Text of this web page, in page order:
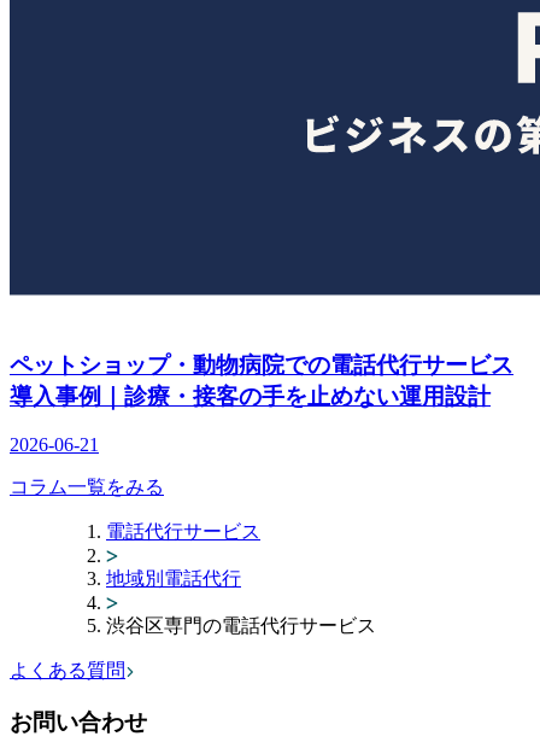
ペットショップ・動物病院での電話代行サービス
導入事例｜診療・接客の手を止めない運用設計
2026-06-21
コラム一覧をみる
電話代行サービス
地域別電話代行
渋谷区専門の電話代行サービス
よくある質問
お問い合わせ